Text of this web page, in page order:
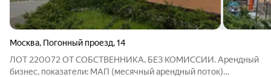
Москва, Погонный проезд,14
ЛОТ 220072 ОТ СОБСТВЕННИКА, БЕЗ КОМИССИИ. Арендный
бизнес, показатели: МАП (месячный арендный поток)